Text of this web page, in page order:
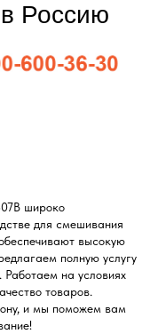
Россию
широко
для смешивания
высокую
полную услугу
Работаем на условиях
товаров.
и мы поможем вам